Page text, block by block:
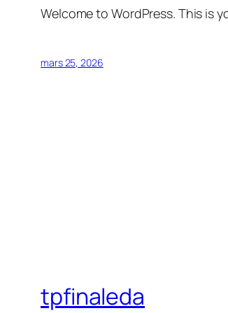
Welcome to WordPress. This is
mars 25, 2026
tpfinaleda